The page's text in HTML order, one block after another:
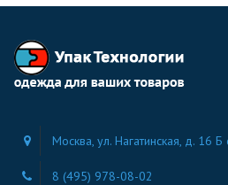
Москва, ул. Нагатинская, д. 16 Б
8 (495) 978-08-02